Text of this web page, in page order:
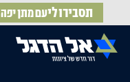
תסבירו ליעם מתן יפה